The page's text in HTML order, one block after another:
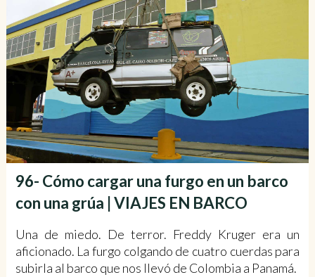
96- Cómo cargar una furgo en un barco
con una grúa | VIAJES EN BARCO
Una de miedo. De terror. Freddy Kruger era un
aficionado. La furgo colgando de cuatro cuerdas para
subirla al barco que nos llevó de Colombia a Panamá.